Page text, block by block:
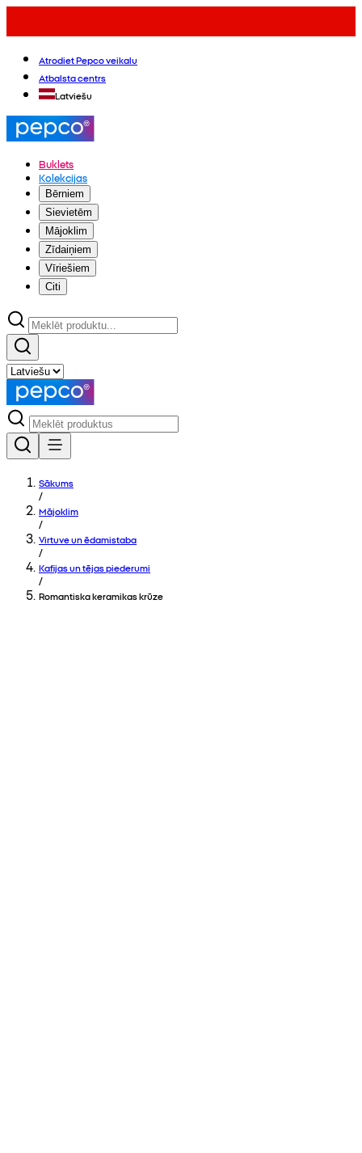
Atrodiet Pepco veikalu
Atbalsta centrs
Latviešu
Buklets
Kolekcijas
Bērniem
Sievietēm
Mājoklim
Zīdaiņiem
Vīriešiem
Citi
Sākums
/
Mājoklim
/
Virtuve un ēdamistaba
/
Kafijas un tējas piederumi
/
Romantiska keramikas krūze